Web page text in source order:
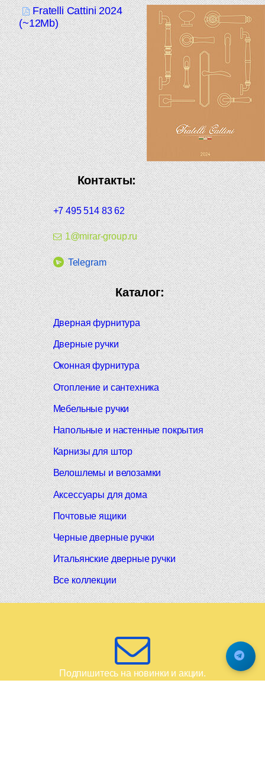
Fratelli Cattini 2024
(~12Mb)
Контакты:
+7 495 514 83 62
1@mirar-group.ru
Telegram
Каталог:
Дверная фурнитура
Дверные ручки
Оконная фурнитура
Отопление и сантехника
Мебельные ручки
Напольные и настенные покрытия
Карнизы для штор
Велошлемы и велозамки
Аксессуары для дома
Почтовые ящики
Черные дверные ручки
Итальянские дверные ручки
Все коллекции
Подпишитесь на новинки и акции.